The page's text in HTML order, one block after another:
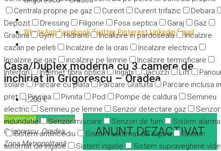
Centrala proprie pe gaz
Curent Curent trifazic
Debara
Depozit
Dressing Filigorie Fosa septica Garaj
Gaz
Gradina
Gym Hidranti Incalizire in pardoseala
Incalzire
cazan pe peleti
Incalzire de la oras
Incalzire electrica
Incalzire pe gaz
incalzire pe lemne
Incalzire termoficare
Interfon
Internet fibra optica Irigatii Jacuzzi Lift
solare
Parcare cu plata Parcare Gratuita
Parcare inclusa in
pret
Piscina Pivnita Pod Pompe de caldura
Semineu
electric
Semineu pe lemne Senzor detectare gaz
Senzor
indundatie
Senzor miscare Senzori de fum
Sistem alarma
Sistem antiincediu
Sistem automat de irigare
Sistem
automat de irigatie
Sistem irigatie
Sistem supraveghere
WhatsAppFacebookTwitter Pinterest LinkedinEmail
Casa/Duplex moderna cu 3 camere de
inchiriat in Grigorescu – Oradea
1,200 €
PromovatDe închiriat
ANUNT DEZACTIVAT
Grigorescu, Oradea,
Zona Metropolitană